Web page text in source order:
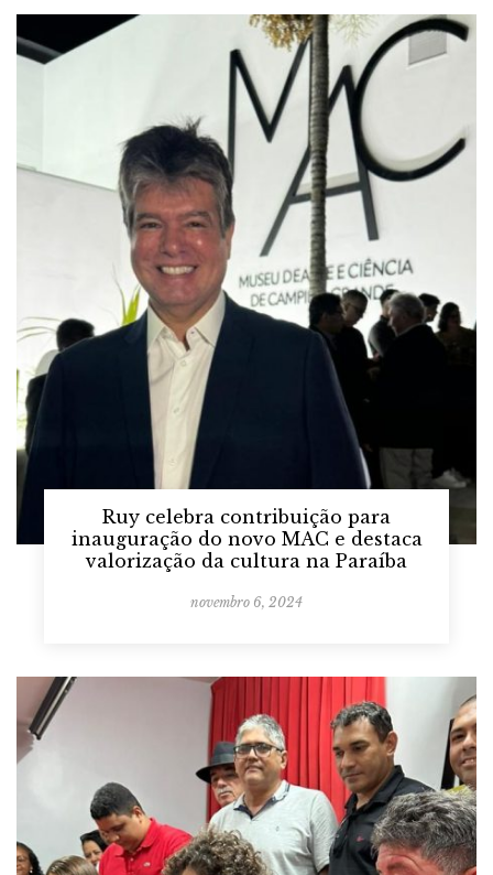
Ruy celebra contribuição para
inauguração do novo MAC e destaca
valorização da cultura na Paraíba
novembro 6, 2024